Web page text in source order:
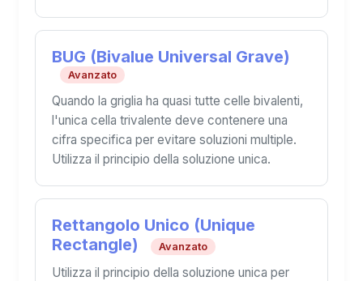
BUG (Bivalue Universal Grave)
Avanzato
Quando la griglia ha quasi tutte celle bivalenti,
l'unica cella trivalente deve contenere una
cifra specifica per evitare soluzioni multiple.
Utilizza il principio della soluzione unica.
Rettangolo Unico (Unique
Rectangle)
Avanzato
Utilizza il principio della soluzione unica per